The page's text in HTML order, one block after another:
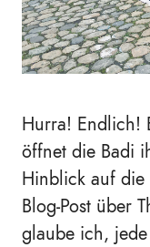
Hurra! Endlich!
öffnet die Badi
Hinblick auf die
Blog-Post über
glaube ich,